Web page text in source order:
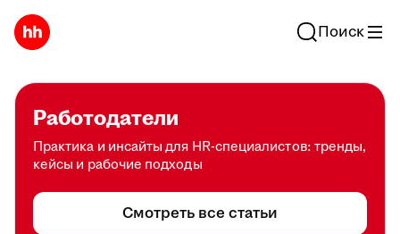
Поиск
Работодатели
Практика и инсайты для HR-специалистов: тренды,
кейсы и рабочие подходы
Смотреть все статьи